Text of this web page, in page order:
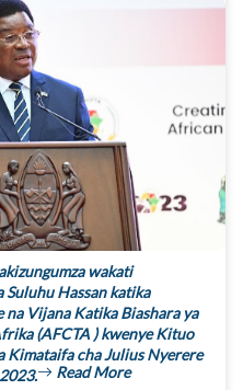
wakati
Suluhu Hassan katika
Vijana Katika Biashara ya
(AFCTA ) kwenye Kituo
Kimataifa cha Julius Nyerere
Read More